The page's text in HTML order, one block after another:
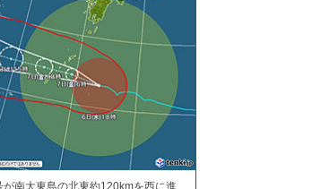
南大東島の北東約120kmを西に進